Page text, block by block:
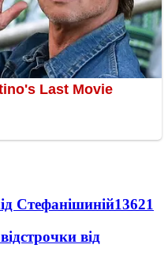
Стефанішиній13621
від